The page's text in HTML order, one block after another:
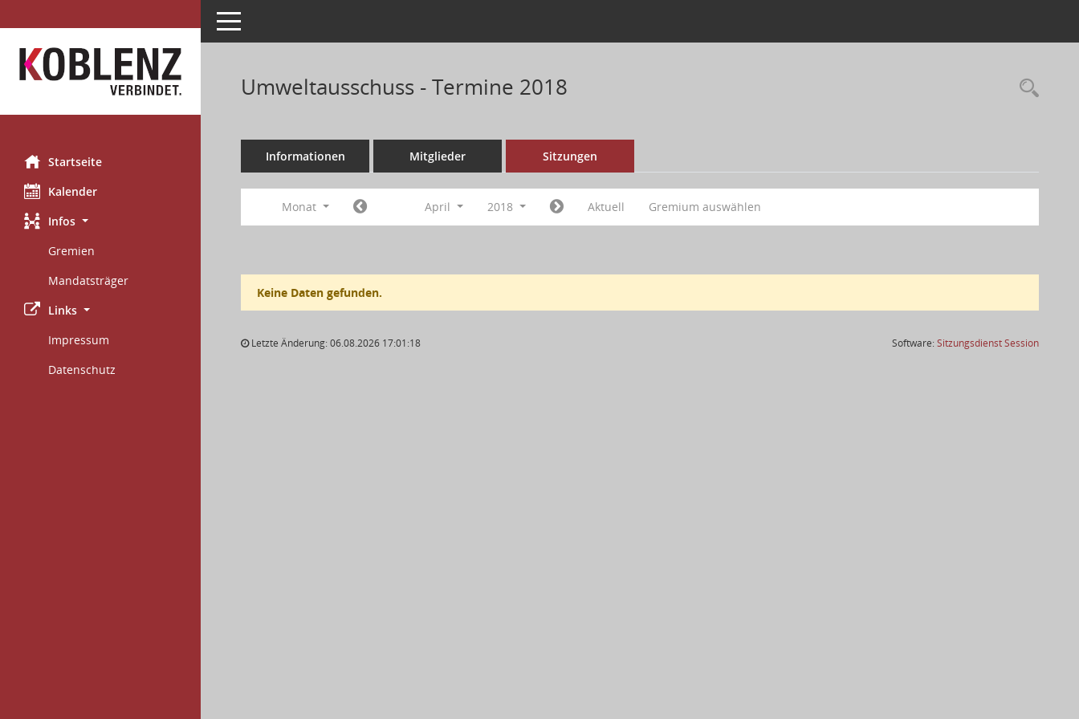
Startseite
Kalender
Infos
Gremien
Mandatsträger
Links
Impressum
Datenschutz
Toggle navigation
Umweltausschuss - Termine 2018
Informationen Mitglieder Sitzungen
Monat April 2018 Aktuell Gremium auswählen
Keine Daten gefunden.
Letzte Änderung: 06.08.2026 17:01:18 Software:SitzungsdienstSession(Wird in